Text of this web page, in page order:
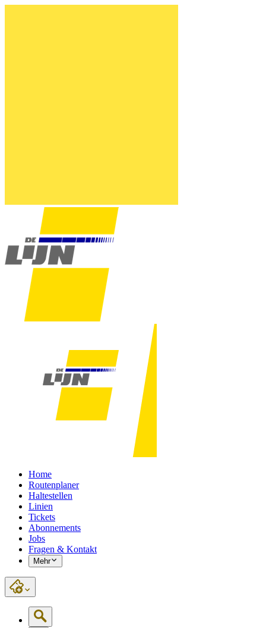
Home
Routenplaner
Haltestellen
Linien
Tickets
Abonnements
Jobs
Fragen & Kontakt
Mehr